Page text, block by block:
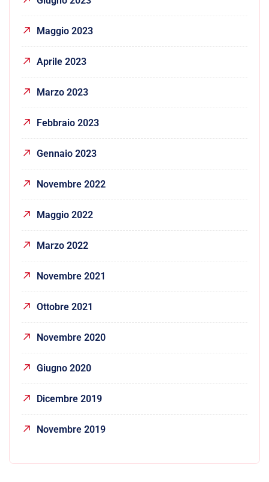
Maggio 2023
Aprile 2023
Marzo 2023
Febbraio 2023
Gennaio 2023
Novembre 2022
Maggio 2022
Marzo 2022
Novembre 2021
Ottobre 2021
Novembre 2020
Giugno 2020
Dicembre 2019
Novembre 2019